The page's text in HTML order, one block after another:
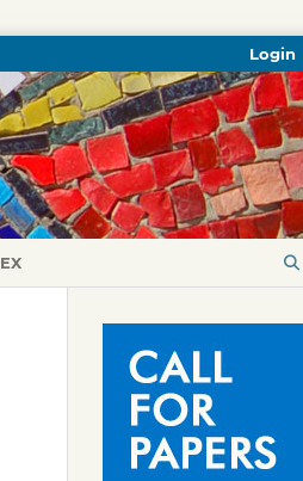
Login